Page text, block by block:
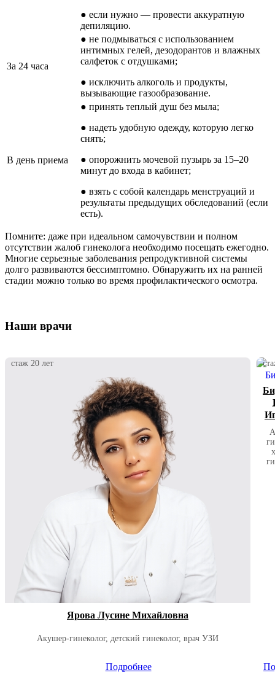
● если нужно — провести аккуратную
депиляцию.
За 24 часа
● не подмываться с использованием
интимных гелей, дезодорантов и влажных
салфеток с отдушками;
● исключить алкоголь и продукты,
вызывающие газообразование.
В день приема
● принять теплый душ без мыла;
● надеть удобную одежду, которую легко
снять;
● опорожнить мочевой пузырь за 15–20
минут до входа в кабинет;
● взять с собой календарь менструаций и
результаты предыдущих обследований (если
есть).
Помните: даже при идеальном самочувствии и полном
отсутствии жалоб гинеколога необходимо посещать ежегодно.
Многие серьезные заболевания репродуктивной системы
долго развиваются бессимптомно. Обнаружить их на ранней
стадии можно только во время профилактического осмотра.
Наши врачи
стаж 20 лет
Ярова Лусине Михайловна
Акушер-гинеколог, детский гинеколог, врач УЗИ
Подробнее